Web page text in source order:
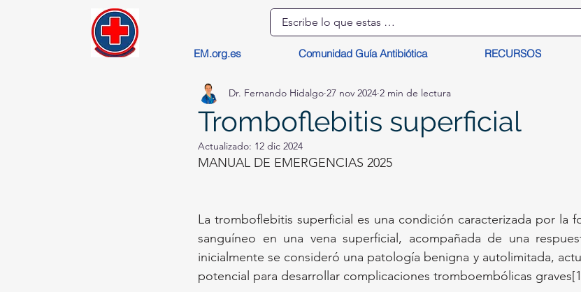
EM.org.es Comunidad Guía Antibiótica RECURSOS
Tromboflebitis superficial
Dr. Fernando Hidalgo 27 nov 2024 2 min de lectura
Actualizado: 12 dic 2024
MANUAL DE EMERGENCIAS 2025
La tromboflebitis superficial es una condición caracterizada por la
sanguíneo en una vena superficial, acompañada de una
inicialmente se consideró una patología benigna y autolimitada,
potencial para desarrollar complicaciones tromboembólicas